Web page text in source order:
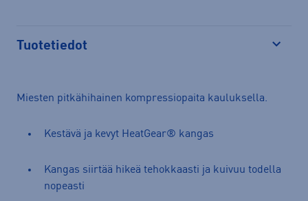
Tuotetiedot
Miesten pitkähihainen kompressiopaita kauluksella.
Kestävä ja kevyt HeatGear® kangas
Kangas siirtää hikeä tehokkaasti ja kuivuu todella
nopeasti